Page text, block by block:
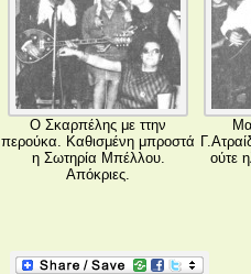
Ο Σκαρπέλης με ττην
περούκα. Καθισμένη μπροστά
η Σωτηρία Μπέλλου.
Απόκριες.
ούτε